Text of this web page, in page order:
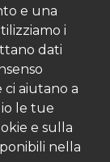
e una
i
dati
aiutano a
le tue
e sulla
nella